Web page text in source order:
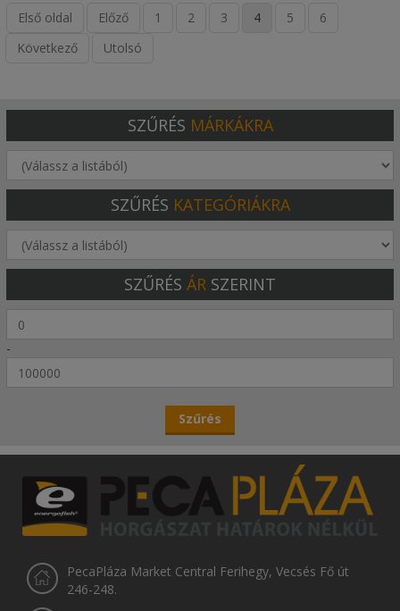
Első oldal Előző 1 2 3 4 5
6
Következő
Utolsó
SZŰRÉS MÁRKÁKRA
SZŰRÉS KATEGÓRIÁKRA
SZŰRÉS ÁR SZERINT
-
PecaPláza Market Central Ferihegy, Vecsés Fő út
246-248.